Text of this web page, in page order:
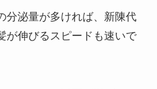
分泌量が多ければ、新陳代
が伸びるスピードも速いで